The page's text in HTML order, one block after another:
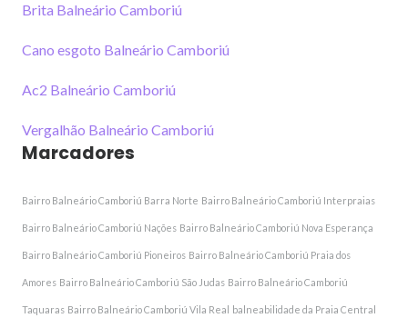
Brita Balneário Camboriú
Cano esgoto Balneário Camboriú
Ac2 Balneário Camboriú
Vergalhão Balneário Camboriú
Marcadores
Bairro Balneário Camboriú Barra Norte Bairro Balneário Camboriú Interpraias
Bairro Balneário Camboriú Nações Bairro Balneário Camboriú Nova Esperança
Bairro Balneário Camboriú Pioneiros Bairro Balneário Camboriú Praia dos
Amores Bairro Balneário Camboriú São Judas Bairro Balneário Camboriú
Taquaras Bairro Balneário Camboriú Vila Real balneabilidade da Praia Central